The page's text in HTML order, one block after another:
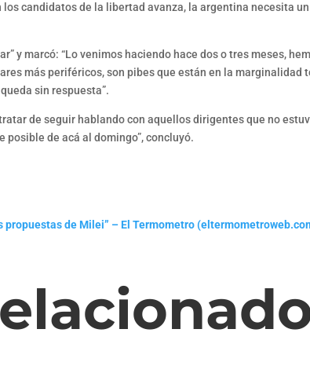
candidatos de la libertad avanza, la argentina necesita
y marcó: “Lo venimos haciendo hace dos o tres meses,
más periféricos, son pibes que están en la marginalidad
sin respuesta”.
de seguir hablando con aquellos dirigentes que no
de acá al domingo”, concluyó.
propuestas de Milei” – El Termometro